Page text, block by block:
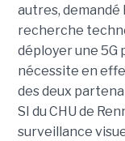
autres,
recherche
déployer une 5G
nécessite en
des deux
SI du CHU de
surveillance